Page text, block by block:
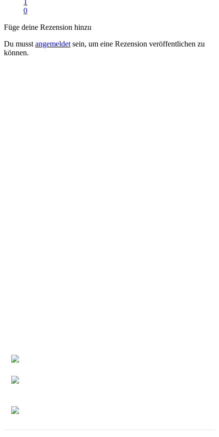
0
Füge deine Rezension hinzu
Du musst angemeldet sein, um eine Rezension veröffentlichen zu
können.